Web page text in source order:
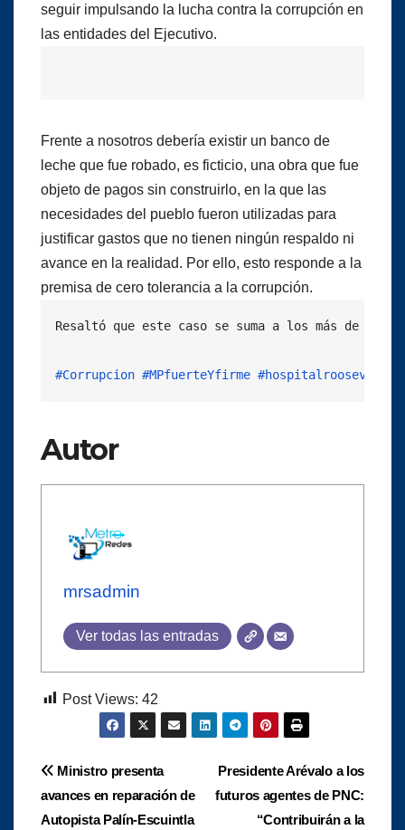
seguir impulsando la lucha contra la corrupción en
las entidades del Ejecutivo.
Frente a nosotros debería existir un banco de
leche que fue robado, es ficticio, una obra que fue
objeto de pagos sin construirlo, en la que las
necesidades del pueblo fueron utilizadas para
justificar gastos que no tienen ningún respaldo ni
avance en la realidad. Por ello, esto responde a la
premisa de cero tolerancia a la corrupción.
Resaltó que este caso se suma a los más de
#Corrupcion #MPfuerteYfirme #hospitalroosevelt
Autor
mrsadmin
Ver todas las entradas
Post Views: 42
Navegación
de
Presidente Arévalo a los
futuros agentes de PNC:
“Contribuirán a la
Ministro presenta
avances en reparación de
Autopista Palín-Escuintla